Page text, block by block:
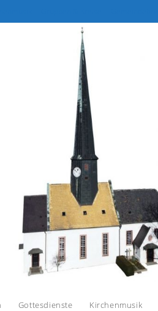
Gottesdienste Kirchenmusik